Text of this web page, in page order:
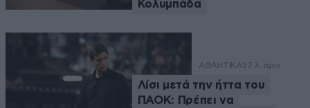
Κολυμπάδα
ΑΘΛΗΤΙΚΑ37 λ. πριν
Λίσι μετά την ήττα του
ΠΑΟΚ: Πρέπει να